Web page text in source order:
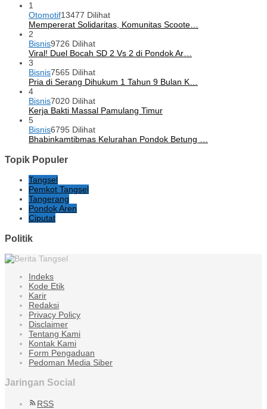
1
Otomotif13477 Dilihat
Mempererat Solidaritas, Komunitas Scoote…
2
Bisnis9726 Dilihat
Viral! Duel Bocah SD 2 Vs 2 di Pondok Ar…
3
Bisnis7565 Dilihat
Pria di Serang Dihukum 1 Tahun 9 Bulan K…
4
Bisnis7020 Dilihat
Kerja Bakti Massal Pamulang Timur
5
Bisnis6795 Dilihat
Bhabinkamtibmas Kelurahan Pondok Betung …
Topik Populer
Tangsel
Pemkot Tangsel
Tangerang
Pondok Aren
Ciputat
Politik
Indeks
Kode Etik
Karir
Redaksi
Privacy Policy
Disclaimer
Tentang Kami
Kontak Kami
Form Pengaduan
Pedoman Media Siber
Jaringan Social
RSS